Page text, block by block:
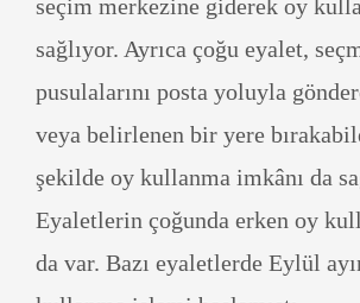
seçim merkezine giderek oy
sağlıyor. Ayrıca çoğu eyalet,
pusulalarını posta yoluyla
veya belirlenen bir yere
şekilde oy kullanma imkânı da
Eyaletlerin çoğunda erken oy
da var. Bazı eyaletlerde Eylül